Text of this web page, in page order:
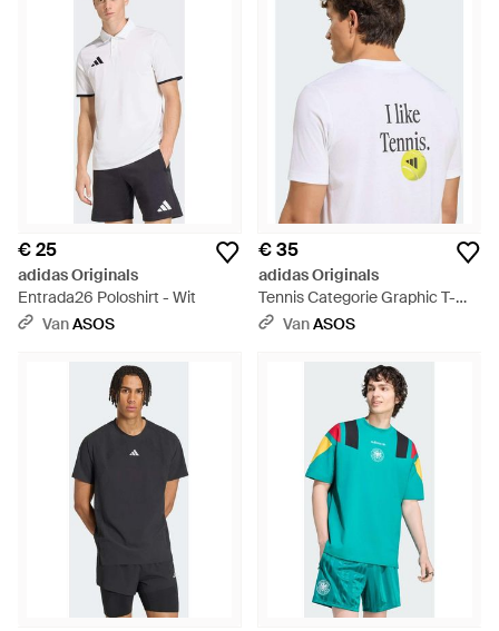
€ 25
adidas Originals
Entrada26 Poloshirt - Wit
VanASOS
€ 35
adidas Originals
Tennis Categorie Graphic T-
Shirt - Wit
VanASOS